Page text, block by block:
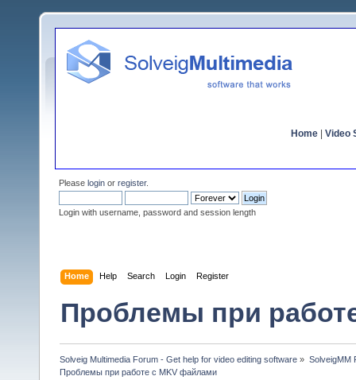
Home Video
Please login or register.
Login with username, password and session length
Home Help Search Login Register
Проблемы при
Solveig Multimedia Forum - Get help for video editing software » SolveigMM
Проблемы при работе с MKV файлами